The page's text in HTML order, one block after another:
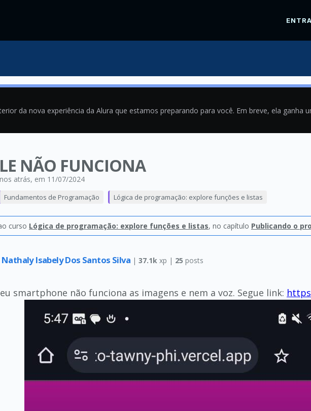
da nova experiência da Alura que estamos preparando para você. Em breve, ela ganha
NÃO FUNCIONA
atrás, em 11/07/2024
Fundamentos de Programação Lógica de programação: explore funções e listas
curso Lógica de programação: explore funções e listas, no capítulo Publicando o
Nathaly Isabely Dos Santos Silva |37.1k xp | 25 posts
smartphone não funciona as imagens e nem a voz. Segue link: